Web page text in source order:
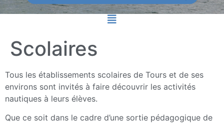
Scolaires
Tous les établissements scolaires de Tours et de ses
environs sont invités à faire découvrir les activités
nautiques à leurs élèves.
Que ce soit dans le cadre d’une sortie pédagogique de